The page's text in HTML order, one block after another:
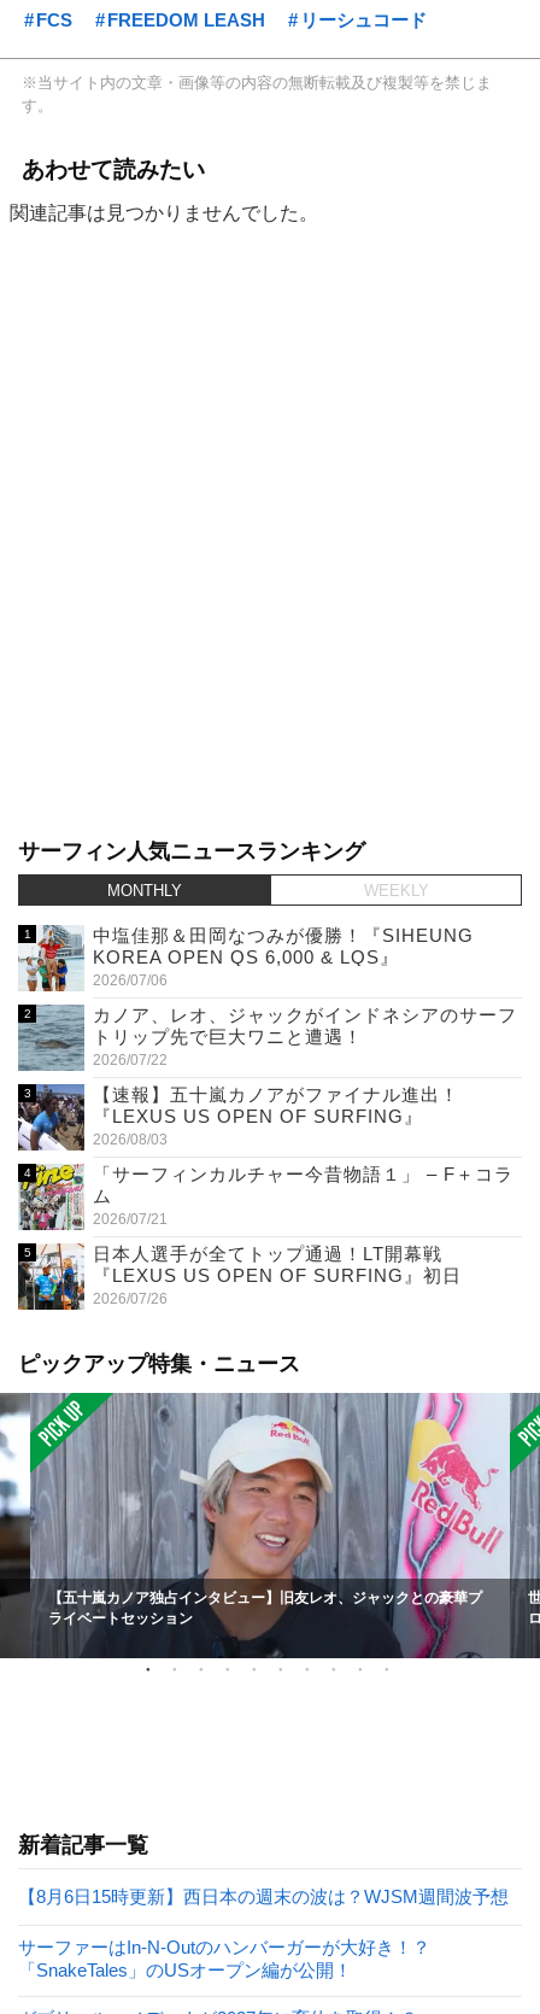
FCS FREEDOM LEASH リーシュコード
※当サイト内の文章・画像等の内容の無断転載及び複製等を禁じま
す。
あわせて読みたい
関連記事は見つかりませんでした。
サーフィン人気ニュースランキング
MONTHLY WEEKLY
中塩佳那＆田岡なつみが優勝！『SIHEUNG
KOREA OPEN QS 6,000 & LQS』
2026/07/06
カノア、レオ、ジャックがインドネシアのサーフ
トリップ先で巨大ワニと遭遇！
2026/07/22
【速報】五十嵐カノアがファイナル進出！
『LEXUS US OPEN OF SURFING』
2026/08/03
「サーフィンカルチャー今昔物語１」 – F＋コラ
ム
2026/07/21
日本人選手が全てトップ通過！LT開幕戦
『LEXUS US OPEN OF SURFING』初日
2026/07/26
ピックアップ特集・ニュース
【五十嵐カノア独占インタビュー】旧友レオ、ジャックとの豪華プ
ライベートセッション
新着記事一覧
【8月6日15時更新】西日本の週末の波は？WJSM週間波予想
サーファーはIn-N-Outのハンバーガーが大好き！？
「SnakeTales」のUSオープン編が公開！